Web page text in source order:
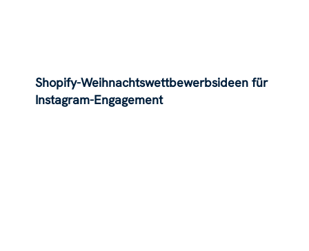
Shopify-Weihnachtswettbewerbsideen für
Instagram-Engagement